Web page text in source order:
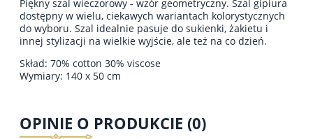
Piękny szal wieczorowy - wzór geometryczny. Szal gipiura
dostępny w wielu, ciekawych wariantach kolorystycznych
do wyboru. Szal idealnie pasuje do sukienki, żakietu i
innej stylizacji na wielkie wyjście, ale też na co dzień.
Skład: 70% cotton 30% viscose
Wymiary: 140 x 50 cm
OPINIE O PRODUKCIE (0)